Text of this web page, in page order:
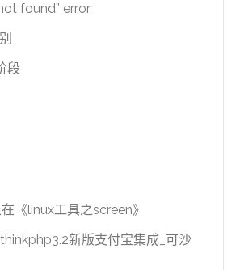
found” error
段
《linux工具之screen》
thinkphp3.2新版支付宝集成_可沙